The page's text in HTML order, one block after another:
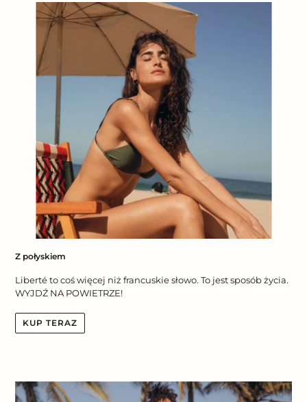
Z połyskiem
Liberté to coś więcej niż francuskie słowo. To jest sposób życia.
WYJDŹ NA POWIETRZE!
KUP TERAZ